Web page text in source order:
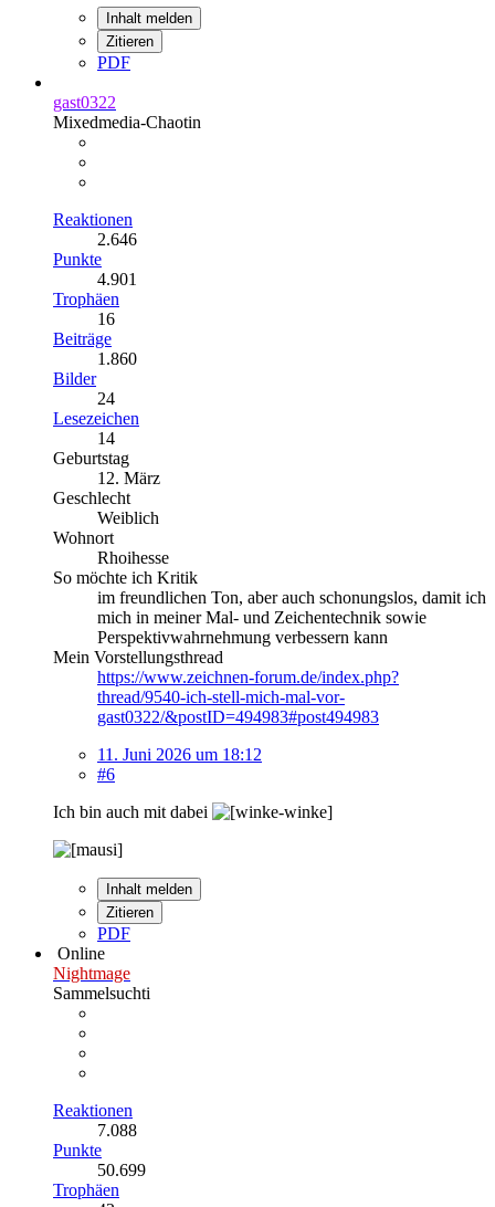
Inhalt melden
Zitieren
PDF
gast0322
Mixedmedia-Chaotin
Reaktionen
2.646
Punkte
4.901
Trophäen
16
Beiträge
1.860
Bilder
24
Lesezeichen
14
Geburtstag
12. März
Geschlecht
Weiblich
Wohnort
Rhoihesse
So möchte ich Kritik
im freundlichen Ton, aber auch schonungslos, damit ich
mich in meiner Mal- und Zeichentechnik sowie
Perspektivwahrnehmung verbessern kann
Mein Vorstellungsthread
https://www.zeichnen-forum.de/index.php?
thread/9540-ich-stell-mich-mal-vor-
gast0322/&postID=494983#post494983
11. Juni 2026 um 18:12
#6
Ich bin auch mit dabei
Inhalt melden
Zitieren
PDF
Online
Nightmage
Sammelsuchti
Reaktionen
7.088
Punkte
50.699
Trophäen